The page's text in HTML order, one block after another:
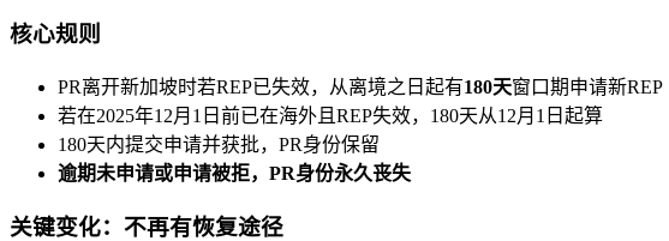
核心规则
PR离开新加坡时若REP已失效，从离境之日起有180天窗口期申请新REP
若在2025年12月1日前已在海外且REP失效，180天从12月1日起算
180天内提交申请并获批，PR身份保留
逾期未申请或申请被拒，PR身份永久丧失
关键变化：不再有恢复途径